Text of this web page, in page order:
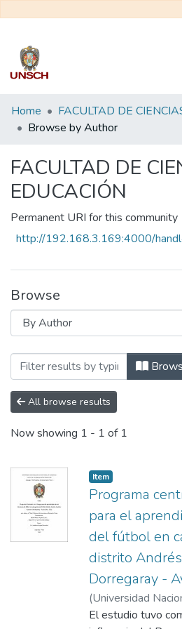
Communities
&
All of DSpace
Home
Browse by Author
FACULTAD DE
EDUCACIÓN
Permanent URI for this community
http://192.168.3.169:4000/
Browse
Browsing FACULTAD
All browse results
Now showing 1 - 1 of 1
Item
Programa
para el
del fútbol en
distrito
Dorregaray -
(Universidad
Huamanga ,2023)
El estudio tuvo